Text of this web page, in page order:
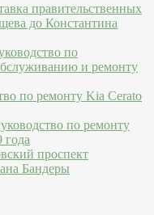
правительственных
до Константина
по
и ремонту
по ремонту Kia Cerato
по ремонту
года
проспект
Бандеры